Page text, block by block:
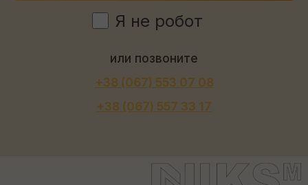
Я не робот
или позвоните
+38 (067) 553 07 08
+38 (067) 557 33 17